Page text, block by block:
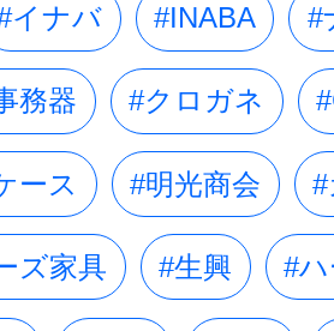
イナバ #INABA #
務器 #クロガネ
ース #明光商会
ズ家具 #生興 #